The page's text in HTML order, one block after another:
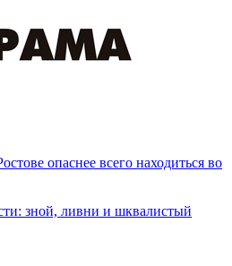
опаснее всего находиться во
зной, ливни и шквалистый